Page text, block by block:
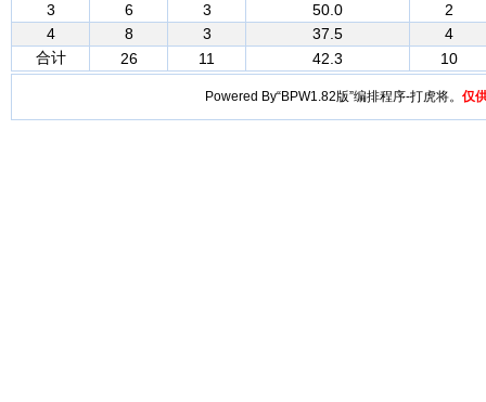
3
6 3 50.0
2
4
8 3 37.5
4
合计
26 11 42.3 10
Powered By“BPW1.82版”编排程序-打虎将。 仅